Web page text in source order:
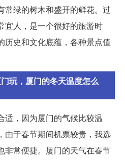
常绿的树木和盛开的鲜花。过
宜人，是一个很好的旅游时
历史和文化底蕴，各种景点值
玩，厦门的冬天温度怎么
适，因为厦门的气候比较温
由于春节期间机票较贵，我选
非常便捷。厦门的天气在春节